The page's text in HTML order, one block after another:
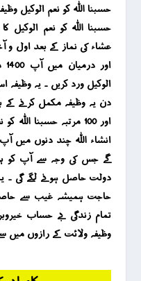
حسبنا اللہ کو نعم الوکیل
حسبنا اللہ کو نعم الوکیل
اور 100 مرتبہ حسبنا
انشاء اللہ چند دنوں میں
گے جس کی وجہ سے آپ کو
دولت حاصل ہونے لگے گی ۔
حاجت ہمیشہ غیب سے
تمام زندگی بے حساب
وظیفہ ولائت کے رازوں میں